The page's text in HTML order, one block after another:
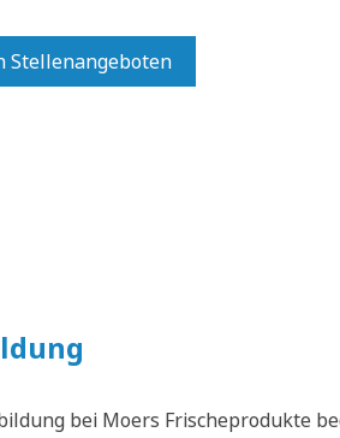
Stellenangeboten
bei Moers Frischeprodukte